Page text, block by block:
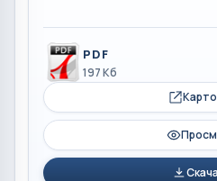
PDF
197 Кб